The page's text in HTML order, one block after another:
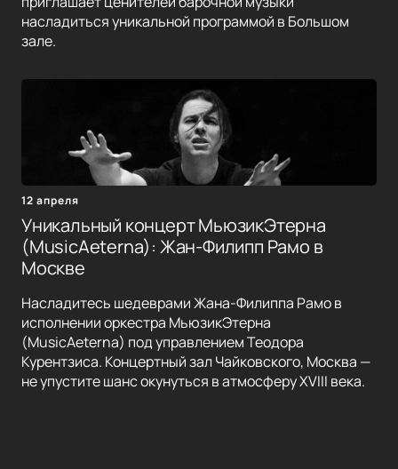
насладиться уникальной программой в Большом
зале.
12 апреля
Уникальный концерт МьюзикЭтерна
(MusicAeterna): Жан-Филипп Рамо в
Москве
Насладитесь шедеврами Жана-Филиппа Рамо в
исполнении оркестра МьюзикЭтерна
(MusicAeterna) под управлением Теодора
Курентзиса. Концертный зал Чайковского, Москва —
не упустите шанс окунуться в атмосферу XVIII века.